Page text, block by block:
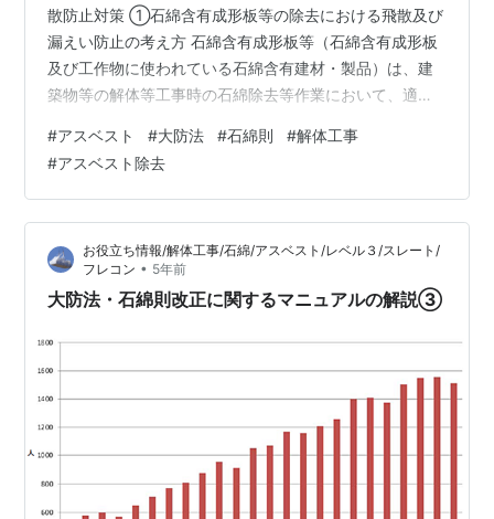
散防止対策 ①石綿含有成形板等の除去における飛散及び
漏えい防止の考え方 石綿含有成形板等（石綿含有成形板
及び工作物に使われている石綿含有建材・製品）は、建
築物等の解体等工事時の石綿除去等作業において、適切
大気中に石綿が飛散するおそれがあることから、令和２
（２０２０）年５月の大防法の改正（令和３（２０２
１）年４月施行）により特定建築材料に加えられ、同法
に基づく周辺環境への石綿飛散防止方策の実施が必要と
なりました。 また、令和２（２０２０）年７月の石綿則
の改正においても同様に石綿含有成形板等の除去…
#アスベスト #大防法 #石綿則 #解体工事
#アスベスト除去
お役立ち情報/解体工事/石綿/アスベスト/レベル３/スレート/
フレコン • 5年前
大防法・石綿則改正に関するマニュアルの解説③